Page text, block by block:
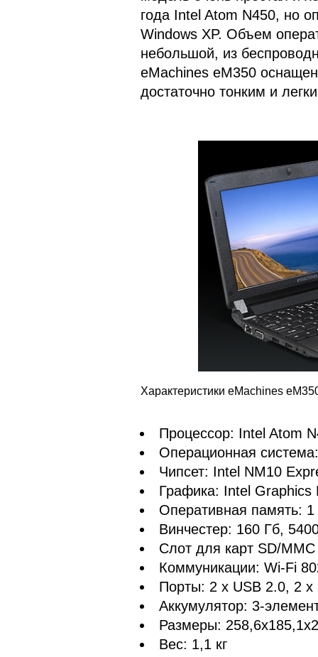
года Intel Atom N450, но
Windows XP. Объем
небольшой, из
eMachines eM350
достаточно тонким и
Характеристики eMachines
Процессор: Intel Atom
Операционная
Чипсет: Intel NM10
Графика: Intel Graphics
Оперативная память:
Винчестер: 160 Гб,
Слот для карт SD/MMC
Коммуникации: Wi-Fi
Порты: 2 х USB 2.0, 2 х
Аккумулятор: 3-
Размеры:
Вес: 1,1 кг